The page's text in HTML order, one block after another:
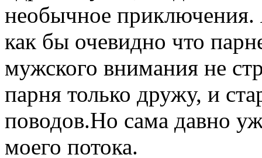
необычное
как бы очевидно что
мужского внимания не
парня только дружу, и
поводов.Но сама давно
моего потока.